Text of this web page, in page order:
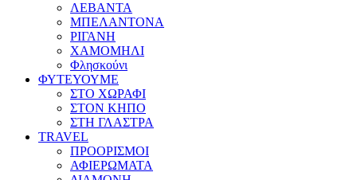
ΛΕΒΑΝΤΑ
ΜΠΕΛΑΝΤΟΝΑ
ΡΙΓΑΝΗ
ΧΑΜΟΜΗΛΙ
Φλησκούνι
ΦΥΤΕΥΟΥΜΕ
ΣΤΟ ΧΩΡΑΦΙ
ΣΤΟΝ ΚΗΠΟ
ΣΤΗ ΓΛΑΣΤΡΑ
TRAVEL
ΠΡΟΟΡΙΣΜΟΙ
ΑΦΙΕΡΩΜΑΤΑ